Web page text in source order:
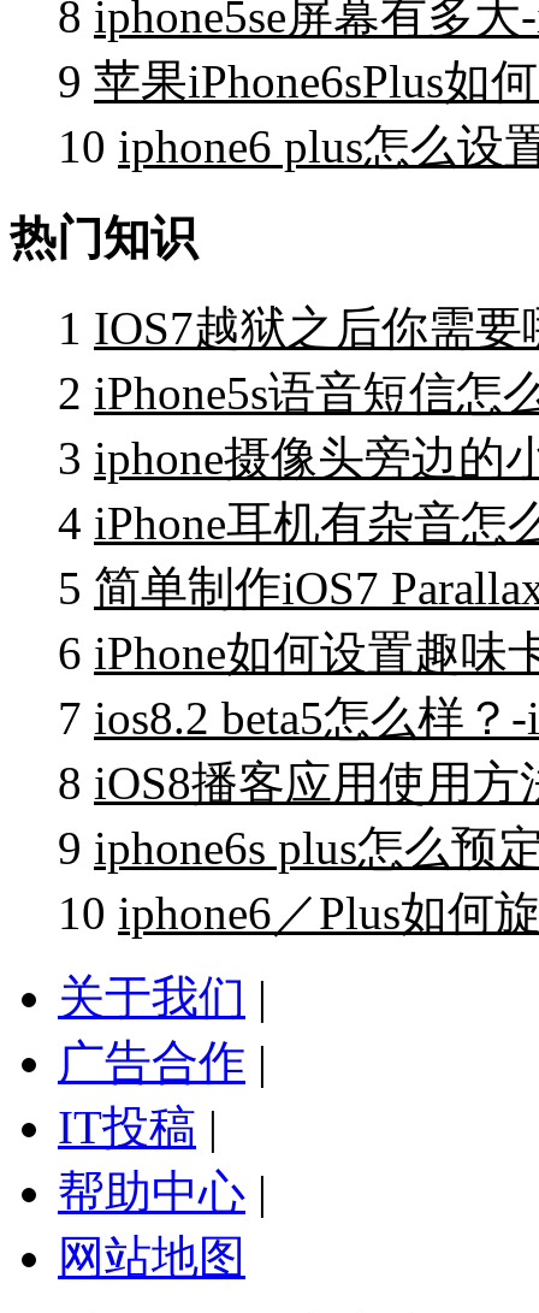
8 iphone5se屏幕有多大
9 苹果iPhone6sPlus如
10 iphone6 plus怎么设
热门知识
1 IOS7越狱之后你需
2 iPhone5s语音短信怎
3 iphone摄像头旁边的
4 iPhone耳机有杂音怎
5 简单制作iOS7
6 iPhone如何设置趣味
7 ios8.2 beta5怎么样？
8 iOS8播客应用使用方
9 iphone6s plus怎么预
10 iphone6／Plus如何
关于我们 |
广告合作 |
IT投稿 |
帮助中心 |
网站地图